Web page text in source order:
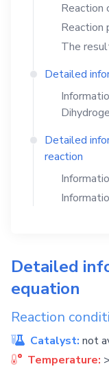
Reaction
Reaction
The
Detailed
Detailed
reaction
Detailed
equation
Reaction
Catalyst: not
Temperature: